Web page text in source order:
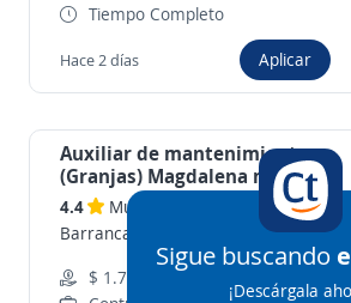
Sigue buscando
¡Descárgala
Tiempo Completo
Hace 2 días Aplicar
Auxiliar de mantenimiento
(Granjas) Magdalena medio
4.4 Multiempleos S.A.
Barrancabermeja, Santander
$ 1.779.824,00 (Mensual)